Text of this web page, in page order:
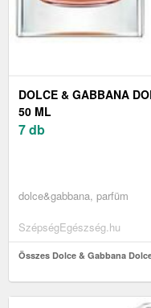
DOLCE & GABBANA
50 ML
7 db
dolce&gabbana, parfüm
SzépségEgészség.hu
Összes Dolce & Gabbana